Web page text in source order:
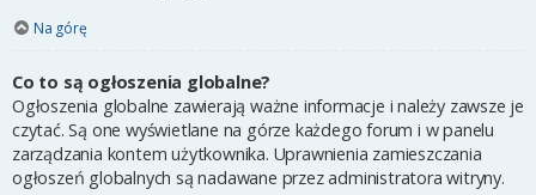
Na górę
Co to są ogłoszenia globalne?
Ogłoszenia globalne zawierają ważne informacje i należy zawsze je
czytać. Są one wyświetlane na górze każdego forum i w panelu
zarządzania kontem użytkownika. Uprawnienia zamieszczania
ogłoszeń globalnych są nadawane przez administratora witryny.